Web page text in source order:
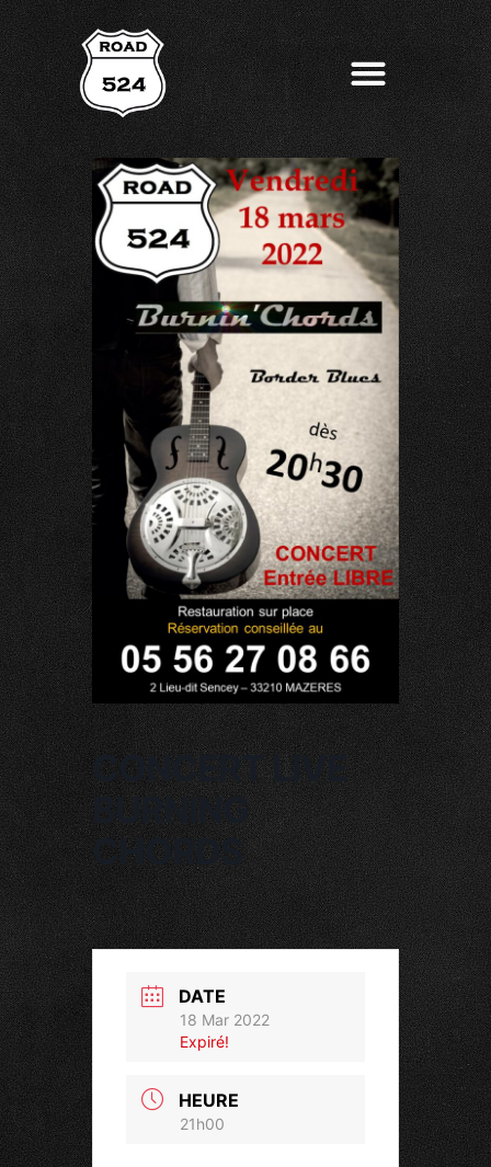
CONCERT LIVE
BURNING
CHORDS
DATE
18 Mar 2022
Expiré!
HEURE
21h00